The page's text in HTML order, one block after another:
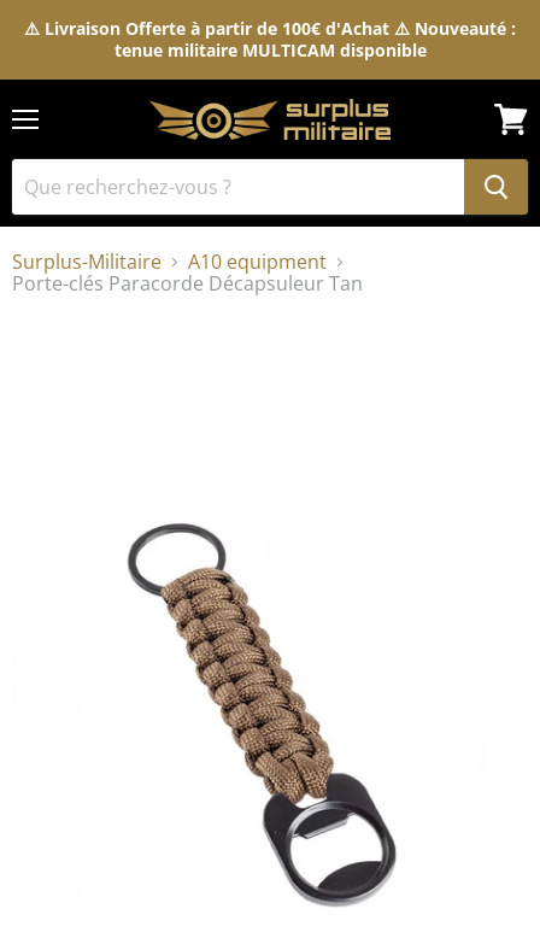
⚠️ Livraison Offerte à partir de 100€ d'Achat ⚠️ Nouveauté :
tenue militaire MULTICAM disponible
le
Surplus-Militaire
A10 equipment
Porte-clés Paracorde Décapsuleur Tan